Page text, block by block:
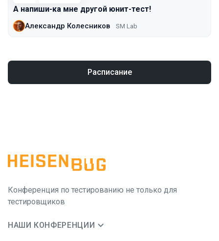
А напиши-ка мне другой юнит-тест!
Александр Колесников SM Lab
Расписание
Конференция по тестированию не только для
тестировщиков
НАШИ КОНФЕРЕНЦИИ